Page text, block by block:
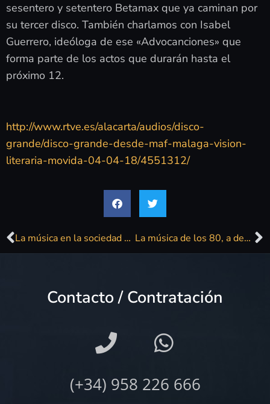
sesentero y setentero Betamax que ya caminan por
su tercer disco. También charlamos con Isabel
Guerrero, ideóloga de ese «Advocanciones» que
forma parte de los actos que durarán hasta el
próximo 12.
http://www.rtve.es/alacarta/audios/disco-
grande/disco-grande-desde-maf-malaga-vision-
literaria-movida-04-04-18/4551312/
La música en la sociedad española de los 80, a debate en el Museo Picasso La música de los 80, a debate
Contacto / Contratación
(+34) 958 226 666